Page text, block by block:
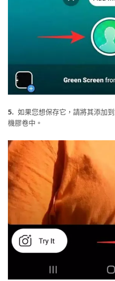
5. 如果您想保存它，請將其添加
機膠卷中。